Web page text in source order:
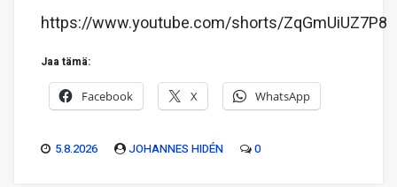
https://www.youtube.com/shorts/ZqGmUiUZ7P8
Jaa tämä:
Facebook X WhatsApp
5.8.2026 JOHANNES HIDÉN 0